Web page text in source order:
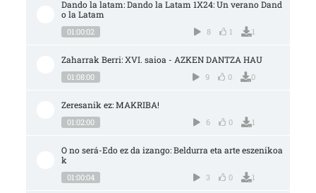
Dando la latam: Dando la Latam 1X24: Un verano Dand
o la Latam
01:00:02 8 1 1
Zaharrak Berri: XVI. saioa - AZKEN DANTZA HAU
01:08:00 9 0 0
Zeresanik ez: MAKRIBA!
01:02:00 6 0 1
O no será-Edo ez da izango: Beldurra eta arte eszenikoa
k
01:00:04 3 0 1